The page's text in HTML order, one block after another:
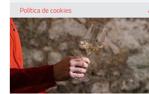
Política de cookies